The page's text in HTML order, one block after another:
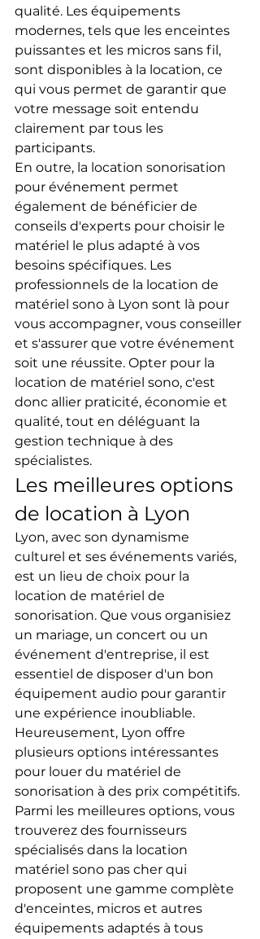
qualité. Les équipements
modernes, tels que les enceintes
puissantes et les micros sans fil,
sont disponibles à la location, ce
qui vous permet de garantir que
votre message soit entendu
clairement par tous les
participants.
En outre, la location sonorisation
pour événement permet
également de bénéficier de
conseils d'experts pour choisir le
matériel le plus adapté à vos
besoins spécifiques. Les
professionnels de la location de
matériel sono à Lyon sont là pour
vous accompagner, vous conseiller
et s'assurer que votre événement
soit une réussite. Opter pour la
location de matériel sono, c'est
donc allier praticité, économie et
qualité, tout en déléguant la
gestion technique à des
spécialistes.
Les meilleures options
de location à Lyon
Lyon, avec son dynamisme
culturel et ses événements variés,
est un lieu de choix pour la
location de matériel de
sonorisation. Que vous organisiez
un mariage, un concert ou un
événement d'entreprise, il est
essentiel de disposer d'un bon
équipement audio pour garantir
une expérience inoubliable.
Heureusement, Lyon offre
plusieurs options intéressantes
pour louer du matériel de
sonorisation à des prix compétitifs.
Parmi les meilleures options, vous
trouverez des fournisseurs
spécialisés dans la location
matériel sono pas cher qui
proposent une gamme complète
d'enceintes, micros et autres
équipements adaptés à tous